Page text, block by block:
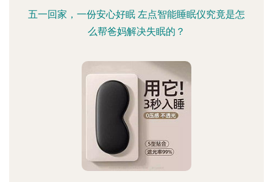
五一回家，一份安心好眠 左点智能睡眠仪究竟是怎
么帮爸妈解决失眠的？